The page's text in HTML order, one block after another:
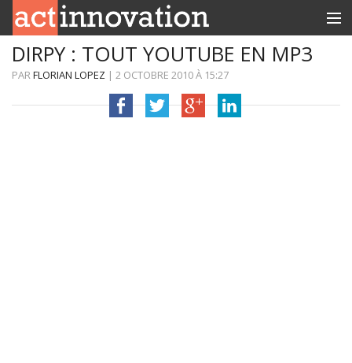
RUBRIQUES
DIRPY : TOUT YOUTUBE EN MP3
PARFLORIAN LOPEZ | 2 OCTOBRE 2010À 15:27